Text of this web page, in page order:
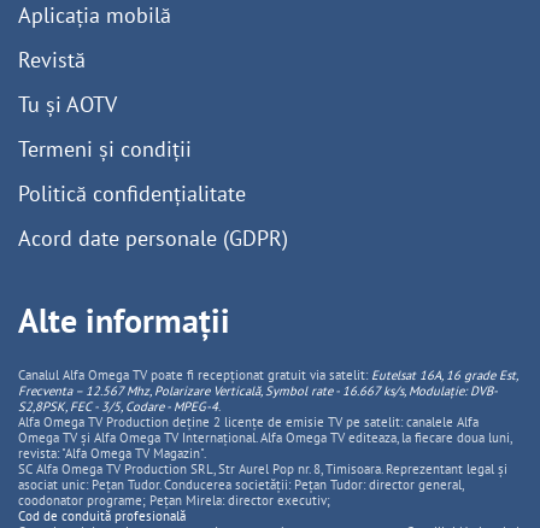
Aplicația mobilă
Revistă
Tu și AOTV
Termeni și condiții
Politică confidențialitate
Acord date personale (GDPR)
Alte informații
Canalul Alfa Omega TV poate fi recepționat gratuit via satelit: Eutelsat 16A, 16 grade Est,
Frecventa – 12.567 Mhz, PolarizareVerticală, Symbol rate - 16.667 ks/s, Modulație: DVB-
S2,8PSK, FEC - 3/5, Codare - MPEG-4.
Alfa Omega TV Production deține 2 licențe de emisie TV pe satelit: canalele Alfa
Omega TV și Alfa Omega TV Internațional. Alfa Omega TV editeaza, la fiecare doua luni,
revista: "Alfa Omega TV Magazin".
SC Alfa Omega TV Production SRL, Str Aurel Pop nr. 8, Timisoara. Reprezentant legal și
asociat unic: Pețan Tudor. Conducerea societății: Pețan Tudor: director general,
coodonator programe; Pețan Mirela: director executiv;
Cod de conduită profesională